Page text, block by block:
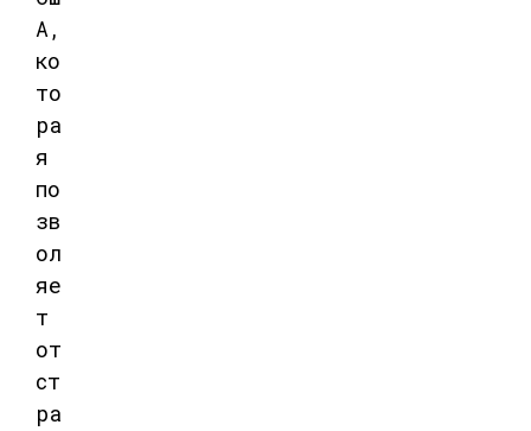
А,
ко
то
ра
я
по
зв
ол
яе
т
от
ст
ра